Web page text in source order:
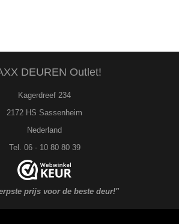
DEUREN Outlet!
Kagerdreef 234
2172 HS Sassenheim
Nederland
Tel. 06 - 10 80 80 39
prijs voor de beste deur!"